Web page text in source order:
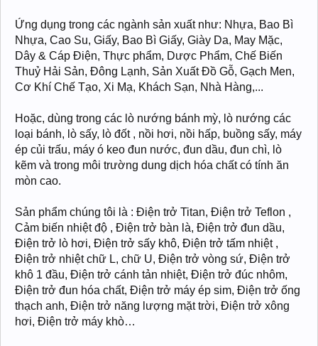
Ứng dụng trong các ngành sản xuất như: Nhựa, Bao Bì
Nhựa, Cao Su, Giấy, Bao Bì Giấy, Giày Da, May Mặc,
Dây & Cáp Điện, Thực phẩm, Dược Phẩm, Chế Biến
Thuỷ Hải Sản, Đông Lạnh, Sản Xuất Đồ Gỗ, Gạch Men,
Cơ Khí Chế Tạo, Xi Mạ, Khách Sạn, Nhà Hàng,...
Hoặc, dùng trong các lò nướng bánh mỳ, lò nướng các
loại bánh, lò sấy, lò đốt , nồi hơi, nồi hấp, buồng sấy, máy
ép củi trấu, máy ó keo đun nước, đun dầu, đun chì, lò
kẽm và trong môi trường dung dịch hóa chất có tính ăn
mòn cao.
Sản phẩm chúng tôi là : Điện trở Titan, Điện trở Teflon ,
Cảm biến nhiệt độ , Điện trở bàn là, Điện trở đun dầu,
Điện trở lò hơi, Điện trở sấy khô, Điện trở tấm nhiệt ,
Điện trở nhiệt chữ L, chữ U, Điện trở vòng sứ, Điện trở
khô 1 đầu, Điện trở cánh tản nhiệt, Điện trở đúc nhôm,
Điện trở đun hóa chất, Điện trở máy ép sim, Điện trở ống
thạch anh, Điện trở năng lượng mặt trời, Điện trở xông
hơi, Điện trở máy khò…